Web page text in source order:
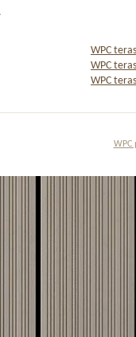
WPC
WPC
WPC
WPC